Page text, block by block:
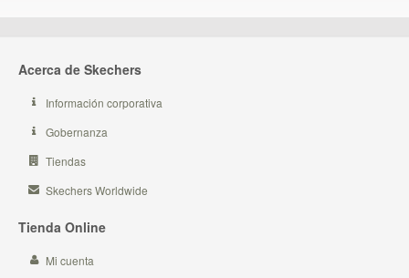
Acerca de Skechers
Información corporativa
Gobernanza
Tiendas
Skechers Worldwide
Tienda Online
Mi cuenta